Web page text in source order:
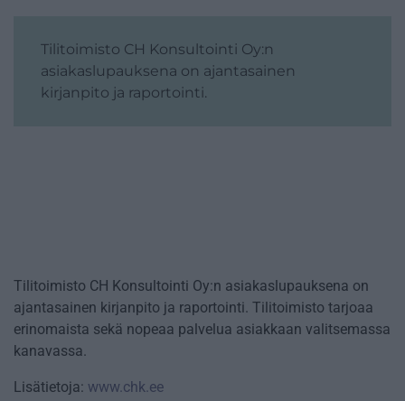
Tilitoimisto CH Konsultointi Oy:n
asiakaslupauksena on ajantasainen
kirjanpito ja raportointi.
Tilitoimisto CH Konsultointi Oy:n asiakaslupauksena on
ajantasainen kirjanpito ja raportointi. Tilitoimisto tarjoaa
erinomaista sekä nopeaa palvelua asiakkaan valitsemassa
kanavassa.
Lisätietoja: www.chk.ee